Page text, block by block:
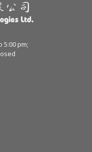
5:00 pm;